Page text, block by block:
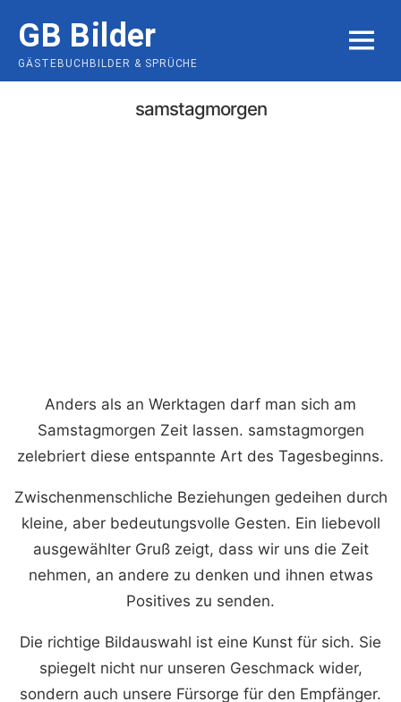
content
GB Bilder
GÄSTEBUCHBILDER & SPRÜCHE
MENU
samstagmorgen
Anders als an Werktagen darf man sich am
Samstagmorgen Zeit lassen. samstagmorgen
zelebriert diese entspannte Art des Tagesbeginns.
Zwischenmenschliche Beziehungen gedeihen durch
kleine, aber bedeutungsvolle Gesten. Ein liebevoll
ausgewählter Gruß zeigt, dass wir uns die Zeit
nehmen, an andere zu denken und ihnen etwas
Positives zu senden.
Die richtige Bildauswahl ist eine Kunst für sich. Sie
spiegelt nicht nur unseren Geschmack wider,
sondern auch unsere Fürsorge für den Empfänger.